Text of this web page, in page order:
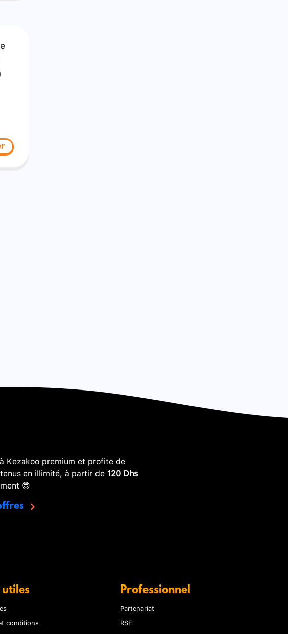
Kezakoo premium et profite de
en illimité, à partir de 120 Dhs
😎
utiles
conditions
Professionnel
Partenariat
RSE